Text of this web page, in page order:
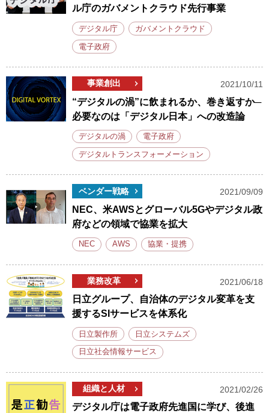
ル庁のガバメントクラウド先行事業
デジタル庁 ガバメントクラウド
電子政府
事業創出 2021/10/11
“デジタルの渦”に飲まれるか、巻き返すか─
必要なのは「デジタル日本」への改造論
デジタルの渦 電子政府
デジタルトランスフォーメーション
ベンダー戦略 2021/09/09
NEC、米AWSとグローバル5Gやデジタル政
府などの領域で協業を拡大
NEC AWS 協業・提携
業務改革 2021/06/18
日立グループ、自治体のデジタル変革を支
援するSIサービスを体系化
日立製作所 日立システムズ
日立社会情報サービス
組織と人材 2021/02/26
デジタル庁は電子政府先進国に学び、後進